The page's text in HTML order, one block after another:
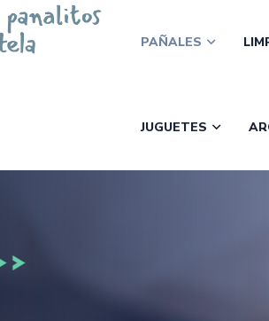
PAÑALES
JUGUETES